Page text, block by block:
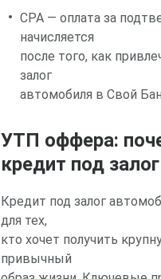
CPA — оплата за
начисляется
после того, как
залог
автомобиля в Свой
УТП оффера:
кредит под
Кредит под залог
для тех,
кто хочет получить
привычный